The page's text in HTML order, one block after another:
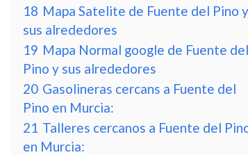
18 Mapa Satelite de Fuente del Pino y
sus alrededores
19 Mapa Normal google de Fuente del
Pino y sus alrededores
20 Gasolineras cercans a Fuente del
Pino en Murcia:
21 Talleres cercanos a Fuente del
en Murcia: